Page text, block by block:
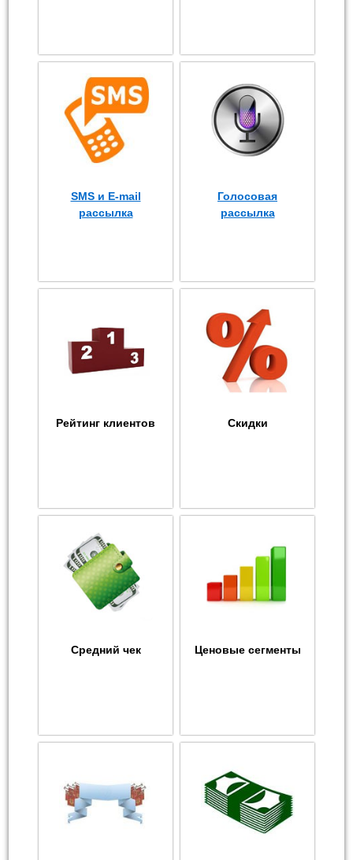
SMS и E-mail
рассылка
Голосовая
рассылка
Рейтинг клиентов Скидки
Средний чек Ценовые сегменты